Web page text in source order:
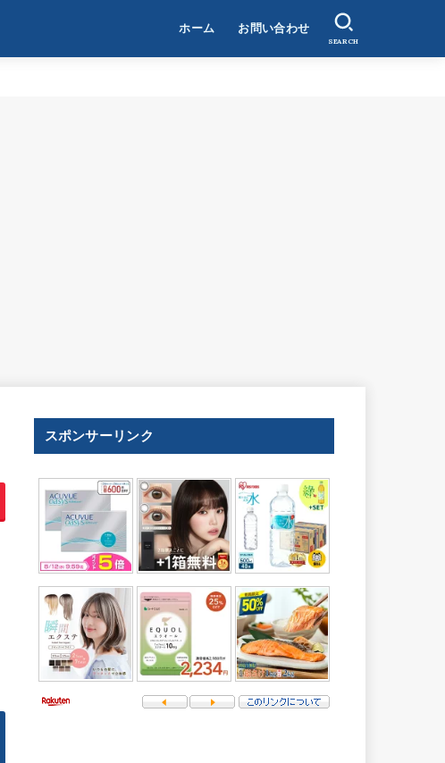
ホーム お問い合わせ
SEARCH
スポンサーリンク